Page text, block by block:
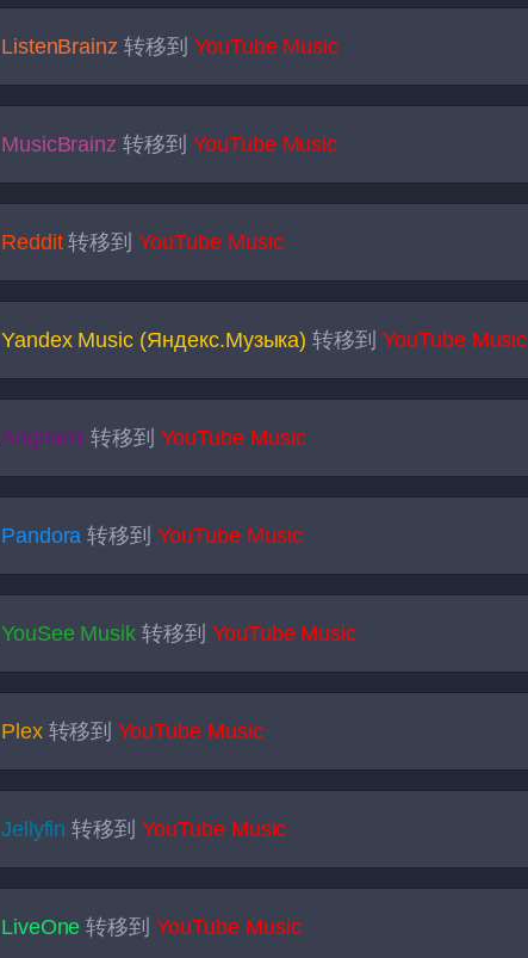
ListenBrainz 转移到 YouTube Music
MusicBrainz 转移到 YouTube Music
Reddit转移到YouTube Music
Yandex Music (Яндекс.Музыка) 转移到YouTube Music
Anghami 转移到YouTube Music
Pandora 转移到YouTube Music
YouSee Musik 转移到 YouTube Music
Plex转移到YouTube Music
Jellyfin 转移到YouTube Music
LiveOne 转移到YouTube Music